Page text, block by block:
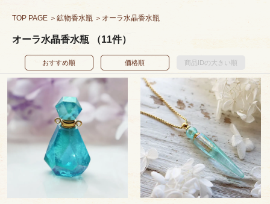
TOP PAGE ＞鉱物香水瓶 ＞オーラ水晶香水瓶
オーラ水晶香水瓶 （11件）
おすすめ順 価格順 商品IDの大きい順